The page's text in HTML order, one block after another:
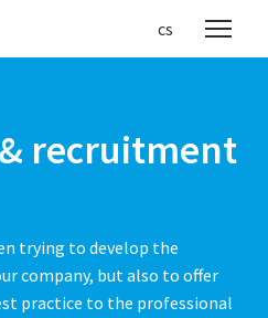
Menu
cs en
& recruitment
trying to develop the
company, but also to offer
practice to the professional